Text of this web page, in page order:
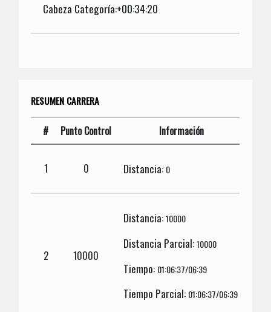
Cabeza Categoría:+00:34:20
RESUMEN CARRERA
# Punto Control Información
1 0 Distancia: 0
2 10000
Distancia:10000
Distancia Parcial:10000
Tiempo: 01:06:37/06:39
Tiempo Parcial: 01:06:37/06:39